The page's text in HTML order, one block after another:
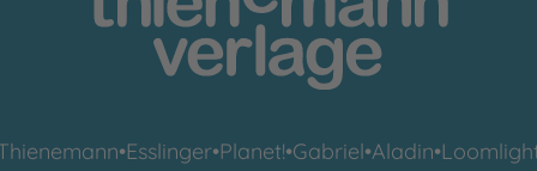
•Esslinger•Planet!•Gabriel•Aladin•